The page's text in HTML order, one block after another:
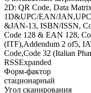
2D: QR Code, Data
1D&UPC/EAN/
&JAN-13, ISBN/ISSN,
Code 128 & EAN 128,
(ITF),Addendum 2 of5,
Code,Code 32 (Italian
RSSExpanded
Форм-фактор
стационарный
Угол сканирования